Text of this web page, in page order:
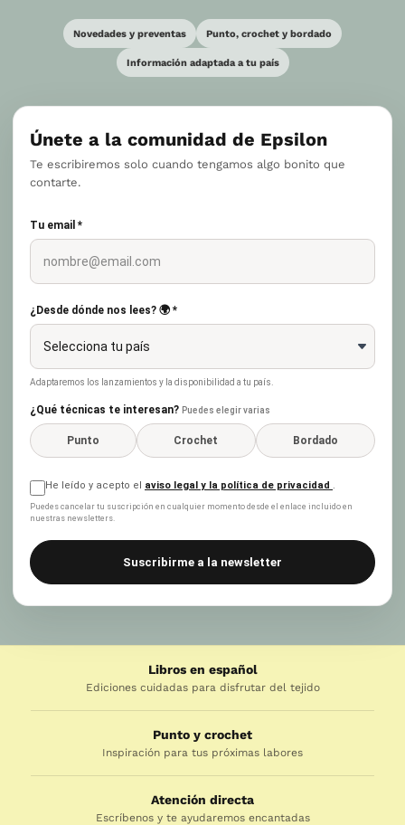
Novedades y preventas Punto, crochet y bordado
Información adaptada a tu país
Únete a la comunidad de Epsilon
Te escribiremos solo cuando tengamos algo bonito que
contarte.
Tu email *
¿Desde dónde nos lees? 🌍 *
Adaptaremos los lanzamientos y la disponibilidad a tu país.
¿Qué técnicas te interesan? Puedes elegir varias
Punto Crochet Bordado
He leído y acepto el aviso legal y la política de privacidad .
Puedes cancelar tu suscripción en cualquier momento desde el enlace incluido en
nuestras newsletters.
Suscribirme a la newsletter
Libros en español
Ediciones cuidadas para disfrutar del tejido
Punto y crochet
Inspiración para tus próximas labores
Atención directa
Escríbenos y te ayudaremos encantadas